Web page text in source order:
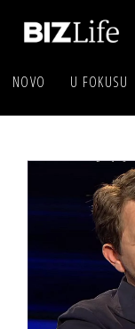
NOVO U FOKUSU